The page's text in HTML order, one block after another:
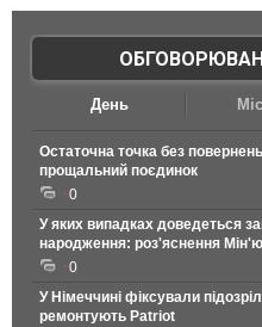
День
Остаточна точка без
прощальний поєдинок
0
У яких випадках доведеться
народження: роз'яснення
0
У Німеччині фіксували
ремонтують Patriot